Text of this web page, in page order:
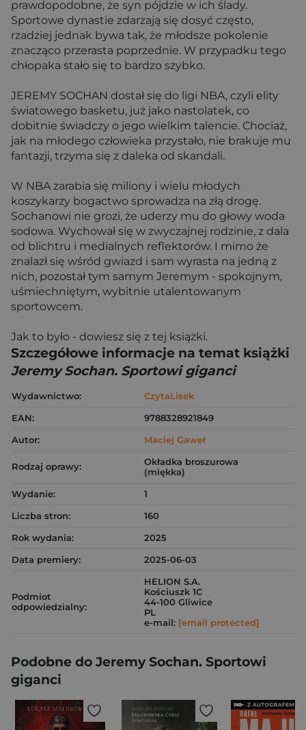
prawdopodobne, że syn pójdzie w ich ślady.
Sportowe dynastie zdarzają się dosyć często,
rzadziej jednak bywa tak, że młodsze pokolenie
znacząco przerasta poprzednie. W przypadku tego
chłopaka stało się to bardzo szybko.
JEREMY SOCHAN dostał się do ligi NBA, czyli elity
światowego basketu, już jako nastolatek, co
dobitnie świadczy o jego wielkim talencie. Chociaż,
jak na młodego człowieka przystało, nie brakuje mu
fantazji, trzyma się z daleka od skandali.
W NBA zarabia się miliony i wielu młodych
koszykarzy bogactwo sprowadza na złą drogę.
Sochanowi nie grozi, że uderzy mu do głowy woda
sodowa. Wychował się w zwyczajnej rodzinie, z dala
od blichtru i medialnych reflektorów. I mimo że
znalazł się wśród gwiazd i sam wyrasta na jedną z
nich, pozostał tym samym Jeremym - spokojnym,
uśmiechniętym, wybitnie utalentowanym
sportowcem.
Jak to było - dowiesz się z tej książki.
Szczegółowe informacje na temat książki
Jeremy Sochan. Sportowi giganci
Wydawnictwo:
CzytaLisek
EAN:
9788328921849
Autor:
Maciej Gaweł
Rodzaj oprawy:
Okładka broszurowa
(miękka)
Wydanie:
1
Liczba stron:
160
Rok wydania:
2025
Data premiery:
2025-06-03
Podmiot
odpowiedzialny:
HELION S.A.
Kościuszk 1C
44-100 Gliwice
PL
e-mail: [email protected]
Podobne do Jeremy Sochan. Sportowi
giganci